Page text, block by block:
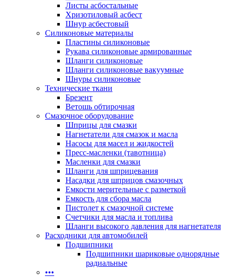
Листы асбостальные
Хризотиловый асбеcт
Шнур асбестовый
Силиконовые материалы
Пластины силиконовые
Рукава силиконовые армированные
Шланги силиконовые
Шланги силиконовые вакуумные
Шнуры силиконовые
Технические ткани
Брезент
Ветошь обтирочная
Смазочное оборудование
Шприцы для смазки
Нагнетатели для смазок и масла
Насосы для масел и жидкостей
Пресс-масленки (тавотница)
Масленки для смазки
Шланги для шприцевания
Насадки для шприцов смазочных
Емкости мерительные с разметкой
Емкость для сбора масла
Пистолет к смазочной системе
Счетчики для масла и топлива
Шланги высокого давления для нагнетателя
Расходники для автомобилей
Подшипники
Подшипники шариковые однорядные
радиальные
•••